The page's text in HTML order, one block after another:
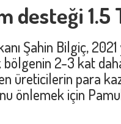
1.5
Şahin Bilgiç, 2021
bölgenin 2-3 kat
üreticilerin para
önlemek için